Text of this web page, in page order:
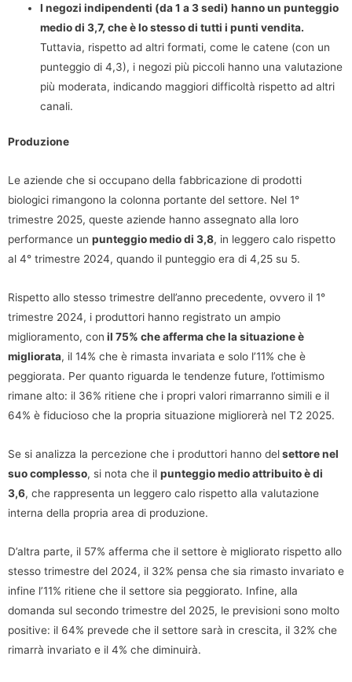
I negozi indipendenti (da 1 a 3 sedi) hanno un punteggio
medio di 3,7, che è lo stesso di tutti i punti vendita.
Tuttavia, rispetto ad altri formati, come le catene (con un
punteggio di 4,3), i negozi più piccoli hanno una valutazione
più moderata, indicando maggiori difficoltà rispetto ad altri
canali.
Produzione
Le aziende che si occupano della fabbricazione di prodotti
biologici rimangono la colonna portante del settore. Nel 1°
trimestre 2025, queste aziende hanno assegnato alla loro
performance un punteggio medio di 3,8, in leggero calo rispetto
al 4° trimestre 2024, quando il punteggio era di 4,25 su 5.
Rispetto allo stesso trimestre dell’anno precedente, ovvero il 1°
trimestre 2024, i produttori hanno registrato un ampio
miglioramento, con il 75% che afferma che la situazione è
migliorata, il 14% che è rimasta invariata e solo l’11% che è
peggiorata. Per quanto riguarda le tendenze future, l’ottimismo
rimane alto: il 36% ritiene che i propri valori rimarranno simili e il
64% è fiducioso che la propria situazione migliorerà nel T2 2025.
Se si analizza la percezione che i produttori hanno delsettore nel
suo complesso, si nota che il punteggio medio attribuito è di
3,6, che rappresenta un leggero calo rispetto alla valutazione
interna della propria area di produzione.
D’altra parte, il 57% afferma che il settore è migliorato rispetto allo
stesso trimestre del 2024, il 32% pensa che sia rimasto invariato e
infine l’11% ritiene che il settore sia peggiorato. Infine, alla
domanda sul secondo trimestre del 2025, le previsioni sono molto
positive: il 64% prevede che il settore sarà in crescita, il 32% che
rimarrà invariato e il 4% che diminuirà.